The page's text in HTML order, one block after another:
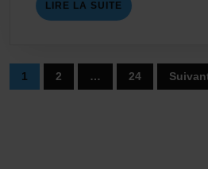
LIRE LA SUITE LIRE
LA
Pagination
des
1 2 … 24